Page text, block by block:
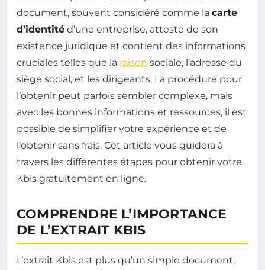
document, souvent considéré comme la carte
d’identité d’une entreprise, atteste de son
existence juridique et contient des informations
cruciales telles que la raison sociale, l’adresse du
siège social, et les dirigeants. La procédure pour
l’obtenir peut parfois sembler complexe, mais
avec les bonnes informations et ressources, il est
possible de simplifier votre expérience et de
l’obtenir sans frais. Cet article vous guidera à
travers les différentes étapes pour obtenir votre
Kbis gratuitement en ligne.
COMPRENDRE L’IMPORTANCE
DE L’EXTRAIT KBIS
L’extrait Kbis est plus qu’un simple document;